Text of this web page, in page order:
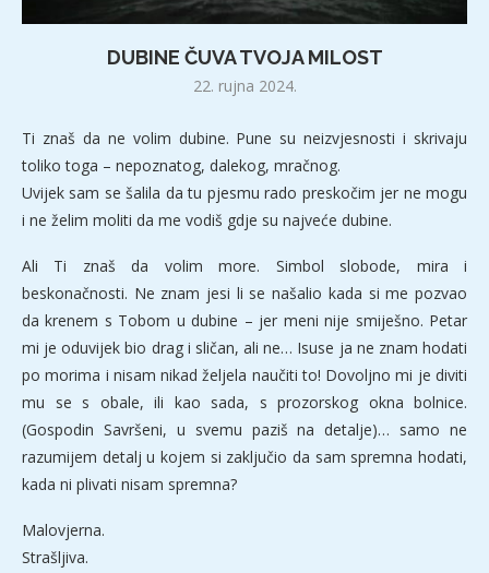
DUBINE ČUVA TVOJA MILOST
22. rujna 2024.
Ti znaš da ne volim dubine. Pune su neizvjesnosti i skrivaju
toliko toga – nepoznatog, dalekog, mračnog.
Uvijek sam se šalila da tu pjesmu rado preskočim jer ne mogu
i ne želim moliti da me vodiš gdje su najveće dubine.
Ali Ti znaš da volim more. Simbol slobode, mira i
beskonačnosti. Ne znam jesi li se našalio kada si me pozvao
da krenem s Tobom u dubine – jer meni nije smiješno. Petar
mi je oduvijek bio drag i sličan, ali ne… Isuse ja ne znam hodati
po morima i nisam nikad željela naučiti to! Dovoljno mi je diviti
mu se s obale, ili kao sada, s prozorskog okna bolnice.
(Gospodin Savršeni, u svemu paziš na detalje)… samo ne
razumijem detalj u kojem si zaključio da sam spremna hodati,
kada ni plivati nisam spremna?
Malovjerna.
Strašljiva.